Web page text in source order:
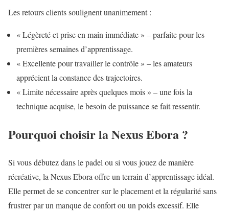
Les retours clients soulignent unanimement :
« Légèreté et prise en main immédiate » – parfaite pour les
premières semaines d’apprentissage.
« Excellente pour travailler le contrôle » – les amateurs
apprécient la constance des trajectoires.
« Limite nécessaire après quelques mois » – une fois la
technique acquise, le besoin de puissance se fait ressentir.
Pourquoi choisir la Nexus Ebora ?
Si vous débutez dans le padel ou si vous jouez de manière
récréative, la Nexus Ebora offre un terrain d’apprentissage idéal.
Elle permet de se concentrer sur le placement et la régularité sans
frustrer par un manque de confort ou un poids excessif. Elle